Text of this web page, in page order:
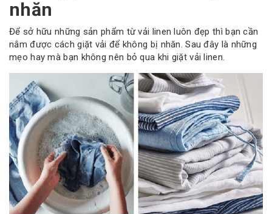
nhăn
Để sở hữu những sản phẩm từ vải linen luôn đẹp thì bạn cần
nắm được cách giặt vải để không bị nhăn. Sau đây là những
mẹo hay mà bạn không nên bỏ qua khi giặt vải linen.